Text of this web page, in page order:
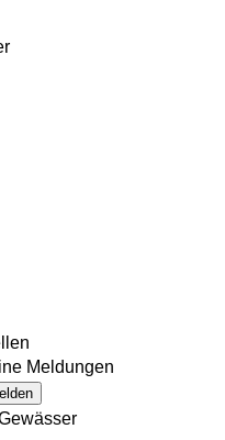
Meldungen